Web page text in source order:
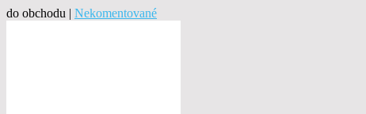
do obchodu | Nekomentované